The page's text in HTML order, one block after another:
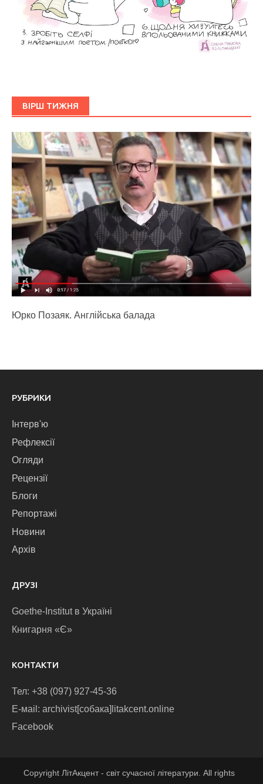
ВІРШ ТИЖНЯ
Юрко Позаяк. Англійська балада
РУБРИКИ
Інтерв'ю
Рефлексії
Огляди
Рецензії
Блоги
Репортажі
Новини
Архів
ДРУЗІ
Goethe-Institut в Україні
Книгарня «Є»
КОНТАКТИ
Тел: +38 (097) 927-45-36
E-маіl: archivist[собака]litakcent.online
Facebook
Copyright ЛітАкцент - світ сучасної літератури. All rights